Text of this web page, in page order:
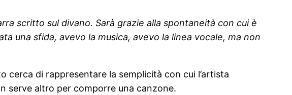
scritto sul divano. Sarà grazie alla spontaneità con cui è
una sfida, avevo la musica, avevo la linea vocale, ma non
cerca di rappresentare la semplicità con cui l’artista
serve altro per comporre una canzone.